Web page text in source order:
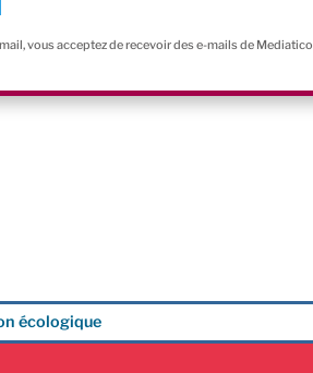
vous acceptez de recevoir des e-mails de Mediatico
écologique